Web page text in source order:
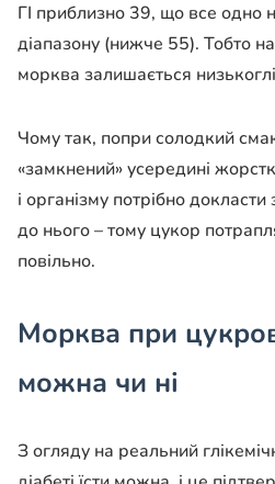
ГІ приблизно 39, що все одно
діапазону (нижче 55). Тобто
морква залишається
Чому так, попри солодкий
«замкнений» усередині
і організму потрібно
до нього – тому цукор
повільно.
Морква при
можна чи ні
З огляду на реальний